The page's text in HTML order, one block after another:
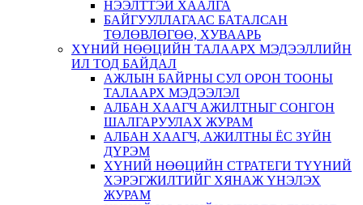
НЭЭЛТТЭЙ ХААЛГА
БАЙГУУЛЛАГААС БАТАЛСАН
ТӨЛӨВЛӨГӨӨ, ХУВААРЬ
ХҮНИЙ НӨӨЦИЙН ТАЛААРХ МЭДЭЭЛЛИЙН
ИЛ ТОД БАЙДАЛ
АЖЛЫН БАЙРНЫ СУЛ ОРОН ТООНЫ
ТАЛААРХ МЭДЭЭЛЭЛ
АЛБАН ХААГЧ АЖИЛТНЫГ СОНГОН
ШАЛГАРУУЛАХ ЖУРАМ
АЛБАН ХААГЧ, АЖИЛТНЫ ЁС ЗҮЙН
ДҮРЭМ
ХҮНИЙ НӨӨЦИЙН СТРАТЕГИ ТҮҮНИЙ
ХЭРЭГЖИЛТИЙГ ХЯНАЖ ҮНЭЛЭХ
ЖУРАМ